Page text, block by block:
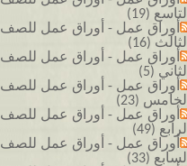
التاسع (19)
أوراق عمل - أوراق عمل للصف
الثالث (16)
أوراق عمل - أوراق عمل للصف
الثاني (5)
أوراق عمل - أوراق عمل للصف
الخامس (23)
أوراق عمل - أوراق عمل للصف
الرابع (49)
أوراق عمل - أوراق عمل للصف
السابع (33)